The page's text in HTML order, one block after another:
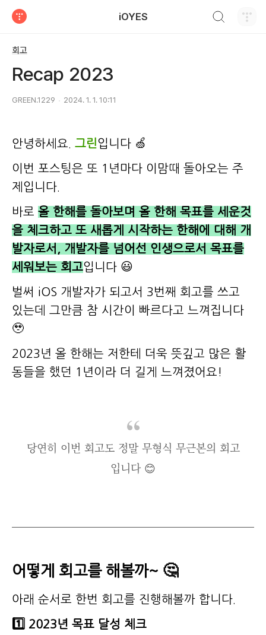
iOYES
회고
Recap 2023
GREEN.1229 2024. 1. 1. 10:11
안녕하세요. 그린입니다 🍏
이번 포스팅은 또 1년마다 이맘때 돌아오는 주
제입니다.
바로 올 한해를 돌아보며 올 한해 목표를 세운것
을 체크하고 또 새롭게 시작하는 한해에 대해 개
발자로서, 개발자를 넘어선 인생으로서 목표를
세워보는 회고입니다 😃
벌써 iOS 개발자가 되고서 3번째 회고를 쓰고
있는데 그만큼 참 시간이 빠르다고 느껴집니다
🥹
2023년 올 한해는 저한테 더욱 뜻깊고 많은 활
동들을 했던 1년이라 더 길게 느껴졌어요!
당연히 이번 회고도 정말 무형식 무근본의 회고
입니다 😊
어떻게 회고를 해볼까~ 🤔
아래 순서로 한번 회고를 진행해볼까 합니다.
1️⃣ 2023년 목표 달성 체크